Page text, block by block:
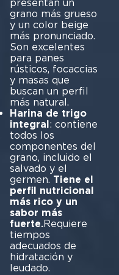
presentan un
grano más grueso
y un color beige
más pronunciado.
Son excelentes
para panes
rústicos, focaccias
y masas que
buscan un perfil
más natural.
Harina de trigo
integral : contiene
todos los
componentes del
grano, incluido el
salvado y el
germen. Tiene el
perfil nutricional
más rico y un
sabor más
fuerte.Requiere
tiempos
adecuados de
hidratación y